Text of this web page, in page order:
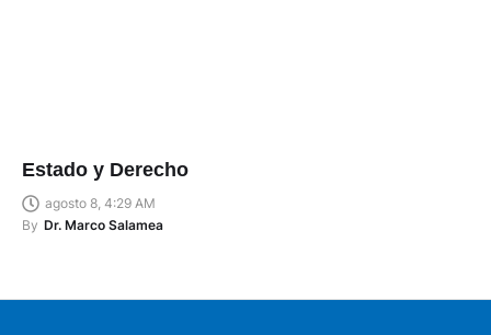
Estado y Derecho
agosto 8, 4:29 AM
By Dr. Marco Salamea